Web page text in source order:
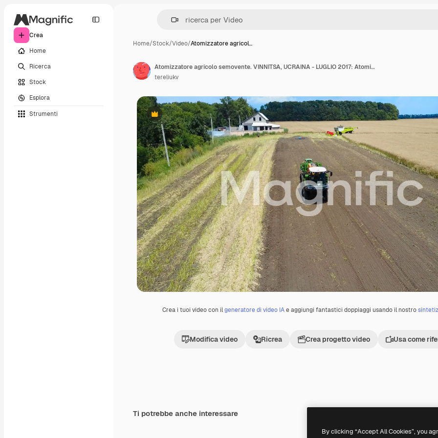
Crea
Home
Ricerca
Stock
Esplora
Strumenti
Home/Stock/Video/Atomizzatore agricol…
Premium
Crea i tuoi video con ilgeneratore di video IAe aggiungi fantastici doppiaggi usando il nostro
Modifica video Ricrea Crea progetto video Usa come
Atomizzatore agricolo semovente. VINNITSA, UCRAINA - LUGLIO 2017: Atomizzatore agricolo semovente in un campo di campagna
tereliukv
Ti potrebbe anche interessare
By clicking “Accept All Cookies”, you